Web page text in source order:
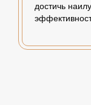
достичь